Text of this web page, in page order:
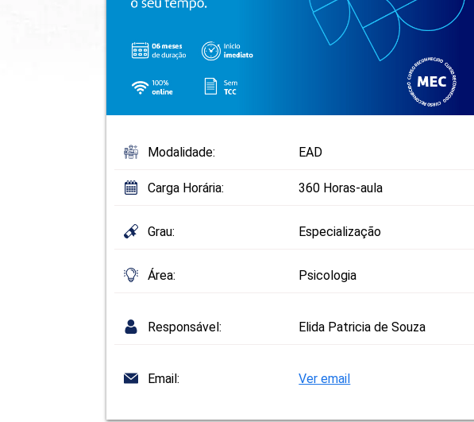
Modalidade: EAD
Carga Horária: 360 Horas-aula
Grau: Especialização
Área: Psicologia
Responsável: Elida Patricia de Souza
Email: Ver email